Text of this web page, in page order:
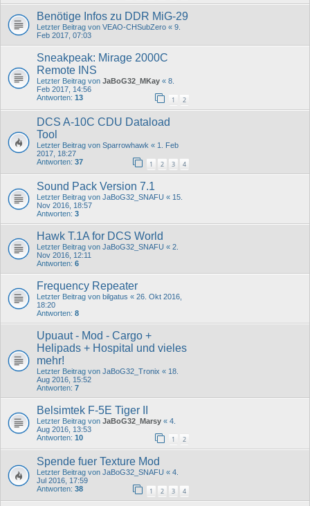
Benötige Infos zu DDR MiG-29
Letzter Beitrag von VEAO-CHSubZero « 9.
Feb 2017, 07:03
Sneakpeak: Mirage 2000C
Remote INS
Letzter Beitrag von JaBoG32_MKay « 8.
Feb 2017, 14:56
Antworten: 13 1 2
DCS A-10C CDU Dataload
Tool
Letzter Beitrag von Sparrowhawk « 1. Feb
2017, 18:27
Antworten: 37 1 2 3 4
Sound Pack Version 7.1
Letzter Beitrag von JaBoG32_SNAFU « 15.
Nov 2016, 18:57
Antworten: 3
Hawk T.1A for DCS World
Letzter Beitrag von JaBoG32_SNAFU « 2.
Nov 2016, 12:11
Antworten: 6
Frequency Repeater
Letzter Beitrag von bilgatus « 26. Okt 2016,
18:20
Antworten: 8
Upuaut - Mod - Cargo +
Helipads + Hospital und vieles
mehr!
Letzter Beitrag von JaBoG32_Tronix « 18.
Aug 2016, 15:52
Antworten: 7
Belsimtek F-5E Tiger II
Letzter Beitrag von JaBoG32_Marsy « 4.
Aug 2016, 13:53
Antworten: 10 1 2
Spende fuer Texture Mod
Letzter Beitrag von JaBoG32_SNAFU « 4.
Jul 2016, 17:59
Antworten: 38 1 2 3 4